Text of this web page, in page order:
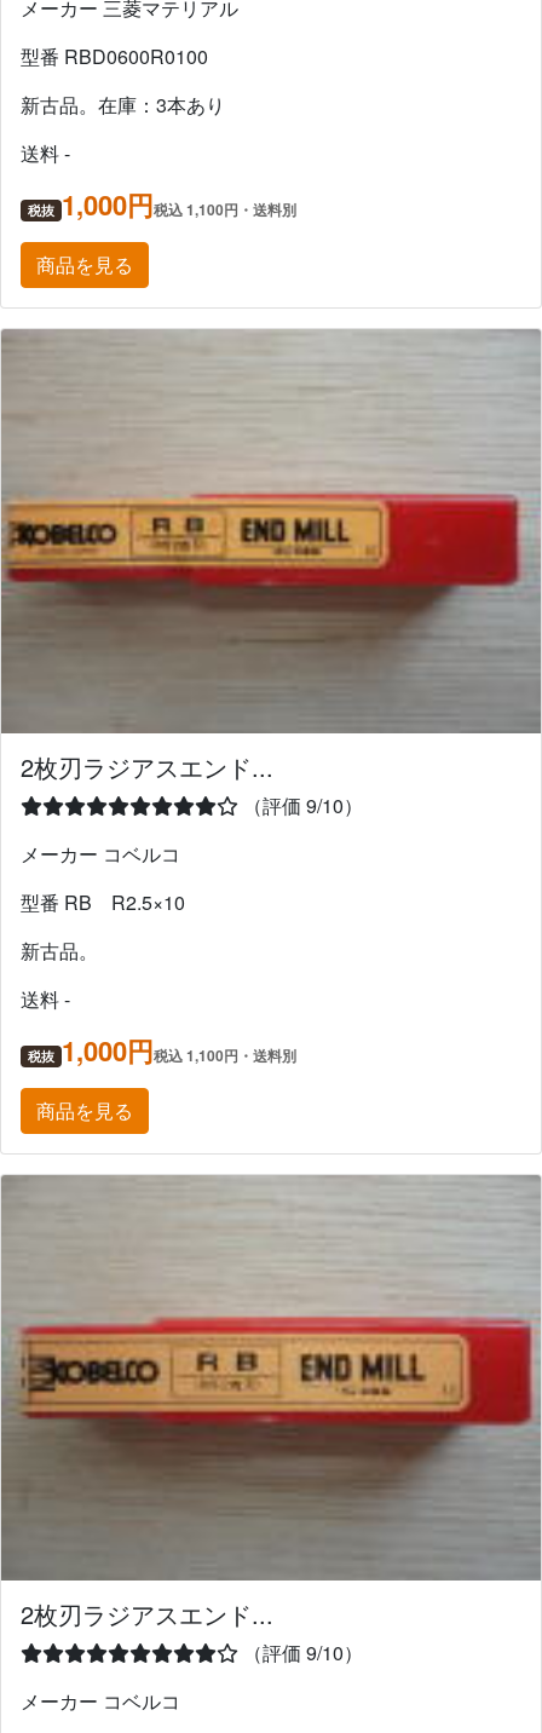
メーカー 三菱マテリアル
型番 RBD0600R0100
新古品。在庫：3本あり
送料 -
税抜 1,000円税込 1,100円・送料別
商品を見る
2枚刃ラジアスエンド...
（評価 9/10）
メーカー コベルコ
型番 RB R2.5×10
新古品。
送料 -
税抜 1,000円税込 1,100円・送料別
商品を見る
2枚刃ラジアスエンド...
（評価 9/10）
メーカー コベルコ